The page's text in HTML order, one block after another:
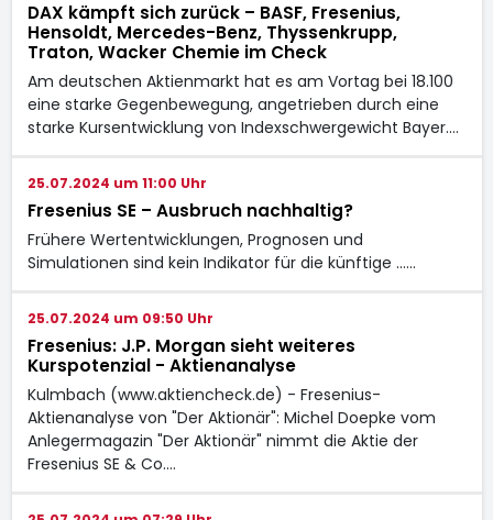
DAX kämpft sich zurück – BASF, Fresenius,
Hensoldt, Mercedes-Benz, Thyssenkrupp,
Traton, Wacker Chemie im Check
Am deutschen Aktienmarkt hat es am Vortag bei 18.100
eine starke Gegenbewegung, angetrieben durch eine
starke Kursentwicklung von Indexschwergewicht Bayer.…
25.07.2024 um 11:00 Uhr
Fresenius SE – Ausbruch nachhaltig?
Frühere Wertentwicklungen, Prognosen und
Simulationen sind kein Indikator für die künftige ...…
25.07.2024 um 09:50 Uhr
Fresenius: J.P. Morgan sieht weiteres
Kurspotenzial - Aktienanalyse
Kulmbach (www.aktiencheck.de) - Fresenius-
Aktienanalyse von "Der Aktionär": Michel Doepke vom
Anlegermagazin "Der Aktionär" nimmt die Aktie der
Fresenius SE & Co.…